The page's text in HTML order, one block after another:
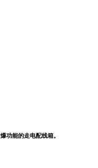
功能的走电配线箱。